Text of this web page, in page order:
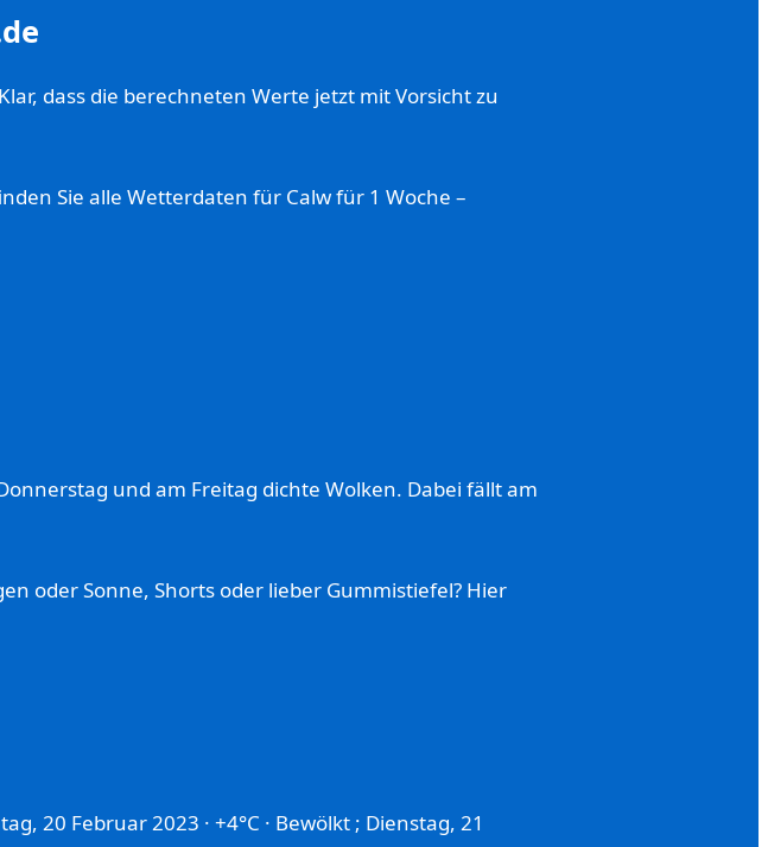
dass die berechneten Werte jetzt mit Vorsicht zu
Sie alle Wetterdaten für Calw für 1 Woche –
und am Freitag dichte Wolken. Dabei fällt am
oder Sonne, Shorts oder lieber Gummistiefel? Hier
20 Februar 2023 · +4°C · Bewölkt ; Dienstag, 21